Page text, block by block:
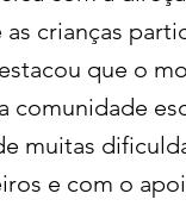
as crianças
que o
comunidade
muitas
e com o